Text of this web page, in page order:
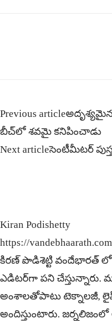
Previous article
బీచ్‌లో శవమై కనిపించాడు
Next articleసెంటీమీటర్
Kiran Podishetty
https://vandebhaarath.com
కిర‌ణ్ పొడిశెట్టి వందేభారత్ లో
ఎడిటర్‌గా పని
అంశాల‌తోపాటు టెక్నాల‌జీ,
అందిస్తుంటారు.